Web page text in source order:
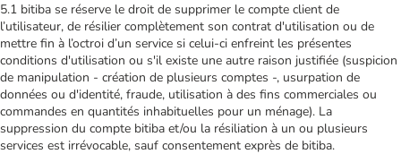
5.1 bitiba se réserve le droit de supprimer le compte client de
l’utilisateur, de résilier complètement son contrat d'utilisation ou de
mettre fin à l’octroi d’un service si celui-ci enfreint les présentes
conditions d'utilisation ou s'il existe une autre raison justifiée (suspicion
de manipulation - création de plusieurs comptes -, usurpation de
données ou d'identité, fraude, utilisation à des fins commerciales ou
commandes en quantités inhabituelles pour un ménage). La
suppression du compte bitiba et/ou la résiliation à un ou plusieurs
services est irrévocable, sauf consentement exprès de bitiba.